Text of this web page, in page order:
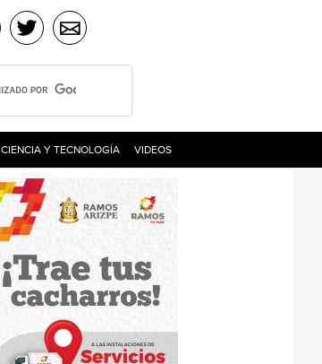
CIENCIA Y TECNOLOGÍA VIDEOS